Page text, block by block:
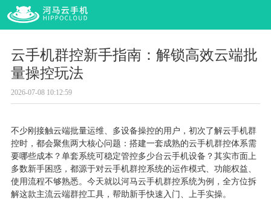
云手机群控新手指南：解锁高效云端批
量操控玩法
2026-07-08 10:12:59
不少刚接触云端批量运维、多设备操控的用户，初次了解云手机群
控时，都会聚焦两大核心问题：搭建一套成熟的云手机群控体系需
要哪些成本？单套系统可稳定管控多少台云手机设备？其实市面上
多数新手困惑，都源于对云手机群控系统的运作模式、功能权益、
使用流程不够熟悉。今天就以河马云手机群控系统为例，全方位拆
解这款主流云端群控工具，帮助新手快速入门、上手实操。